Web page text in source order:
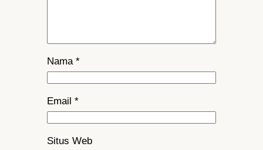
Nama *
Email *
Situs Web